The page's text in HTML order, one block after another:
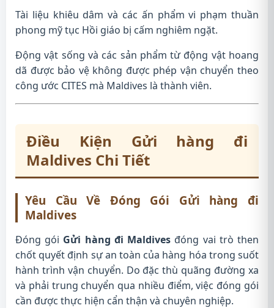
Tài liệu khiêu dâm và các ấn phẩm vi phạm thuần
phong mỹ tục Hồi giáo bị cấm nghiêm ngặt.
Động vật sống và các sản phẩm từ động vật hoang
dã được bảo vệ không được phép vận chuyển theo
công ước CITES mà Maldives là thành viên.
Điều Kiện Gửi hàng đi
Maldives Chi Tiết
Yêu Cầu Về Đóng Gói Gửi hàng đi
Maldives
Đóng gói Gửi hàng đi Maldives đóng vai trò then
chốt quyết định sự an toàn của hàng hóa trong suốt
hành trình vận chuyển. Do đặc thù quãng đường xa
và phải trung chuyển qua nhiều điểm, việc đóng gói
cần được thực hiện cẩn thận và chuyên nghiệp.